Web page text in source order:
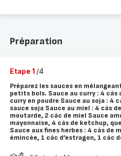
Préparation
Etape 1 /4
Préparez les sauces en
petits bols. Sauce au curry : 4 càs
curry en poudre Sauce au soja : 4
sauce soja Sauce au miel : 4 càs
moutarde, 2 càc de miel Sauce
mayonnaise, 4 càs de ketchup,
Sauce aux fines herbes : 4 càs de
émincée, 1 càc d’estragon, 1 càc